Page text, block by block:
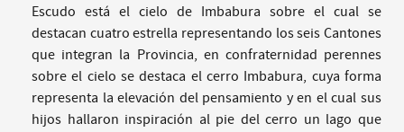
Escudo está el cielo de Imbabura sobre el cual se
destacan cuatro estrella representando los seis Cantones
que integran la Provincia, en confraternidad perennes
sobre el cielo se destaca el cerro Imbabura, cuya forma
representa la elevación del pensamiento y en el cual sus
hijos hallaron inspiración al pie del cerro un lago que